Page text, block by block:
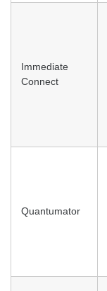
Immediate
Connect
Quantumator